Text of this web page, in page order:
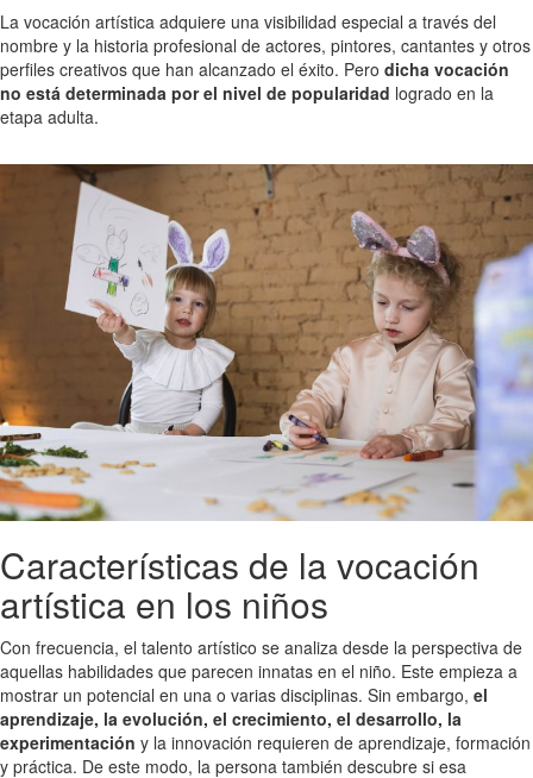
La vocación artística adquiere una visibilidad especial a través del
nombre y la historia profesional de actores, pintores, cantantes y otros
perfiles creativos que han alcanzado el éxito. Pero dicha vocación
no está determinada por el nivel de popularidad logrado en la
etapa adulta.
Características de la vocación
artística en los niños
Con frecuencia, el talento artístico se analiza desde la perspectiva de
aquellas habilidades que parecen innatas en el niño. Este empieza a
mostrar un potencial en una o varias disciplinas. Sin embargo, el
aprendizaje, la evolución, el crecimiento, el desarrollo, la
experimentación y la innovación requieren de aprendizaje, formación
y práctica. De este modo, la persona también descubre si esa